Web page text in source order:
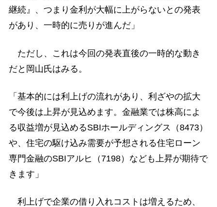
継続』、つまり金利が大幅に上がらないとの発表
があり、一時的に売りが進んだ」
ただし、これは今回の発表直後の一時的な動き
だと岡山氏はみる。
「基本的には利上げの流れがあり、利ざやの拡大
で今後は上昇が見込めます。金融業では株高によ
る収益増が見込めるSBIホールディングス（8473）
や、住宅の駆け込み需要が予想される住宅ローン
専門金融のSBIアルヒ（7198）なども上昇が期待で
きます」
利上げで企業の借り入れコストは増えるため、